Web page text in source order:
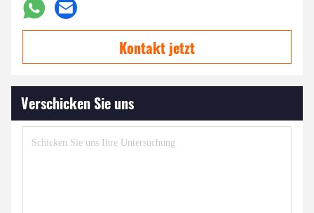
Kontakt jetzt
Verschicken Sie uns